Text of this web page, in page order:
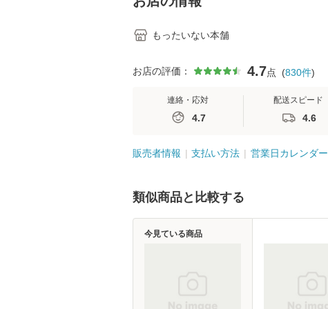
もったいない本舗
お店の評価： 4.7点 (830件)
連絡・応対
4.7
配送スピード
4.6
販売者情報 支払い方法 営業日カレンダー
類似商品と比較する
今見ている商品